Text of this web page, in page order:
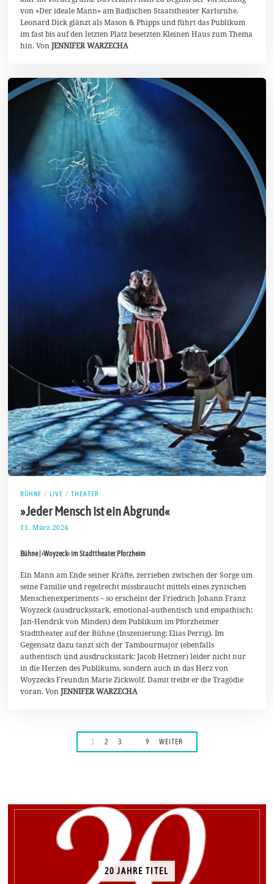
2
0
2
4
von »Der ideale Mann« am Badischen Staatstheater Karlsruhe.
Leonard Dick glänzt als Mason & Phipps und führt das Publikum
im fast bis auf den letzten Platz besetzten Kleinen Haus zum Thema
hin. VonJENNIFER WARZECHA
BÜHNE / LIVE / THEATER
»Jeder Mensch ist ein Abgrund«
11. März 2024
M
r
2
0
2
4
Bühne | ›Woyzeck‹ im Stadttheater Pforzheim
Ein Mann am Ende seiner Kräfte, zerrieben zwischen der Sorge um
seine Familie und regelrecht missbraucht mittels eines zynischen
Menschenexperiments – so erscheint der Friedrich Johann Franz
Woyzeck (ausdrucksstark, emotional-authentisch und empathisch:
Jan-Hendrik von Minden) dem Publikum im Pforzheimer
Stadttheater auf der Bühne (Inszenierung: Elias Perrig). Im
Gegensatz dazu tanzt sich der Tambourmajor (ebenfalls
authentisch und ausdrucksstark: Jacob Hetzner) leider nicht nur
in die Herzen des Publikums, sondern auch in das Herz von
Woyzecks Freundin Marie Zickwolf. Damit treibt er die Tragödie
voran. VonJENNIFER WARZECHA
1 2 3 … 9 WEITER
20 JAHRE TITEL